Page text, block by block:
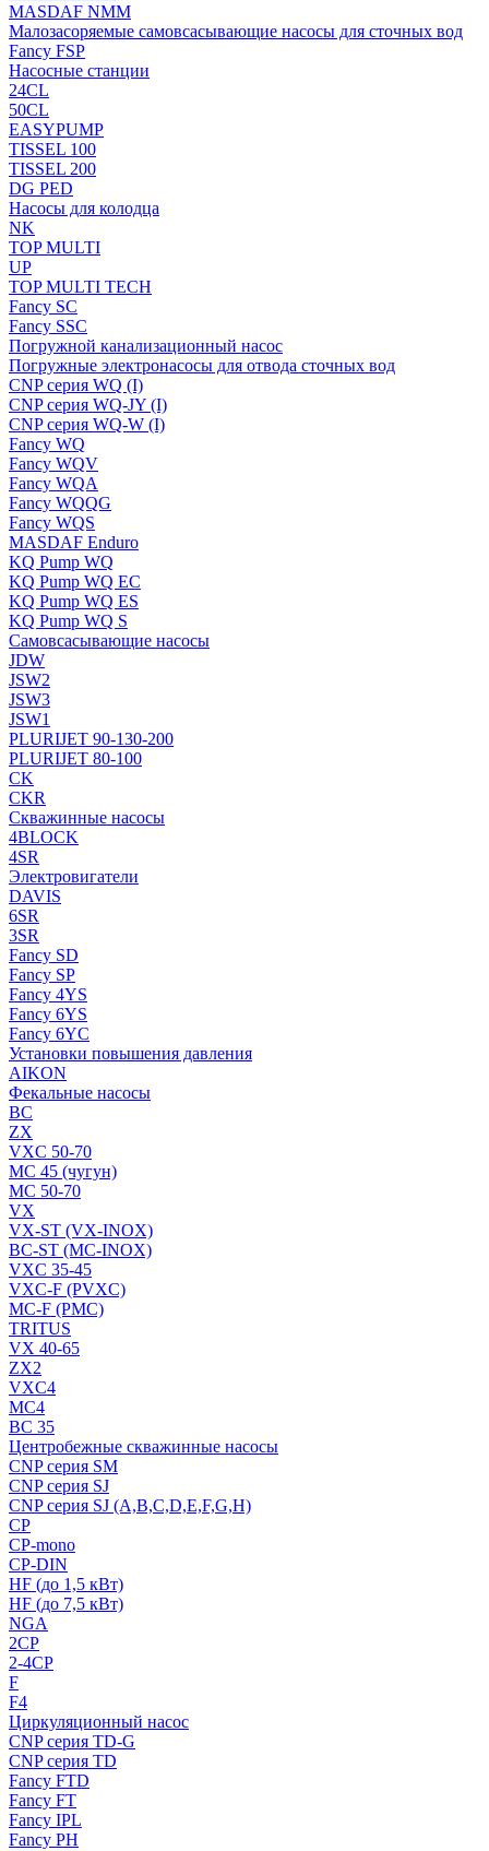
MASDAF NMM
Малозасоряемые самовсасывающие насосы для сточных вод
Fancy FSP
Насосные станции
24CL
50CL
EASYPUMP
TISSEL 100
TISSEL 200
DG PED
Насосы для колодца
NK
TOP MULTI
UP
TOP MULTI TECH
Fancy SC
Fancy SSC
Погружной канализационный насос
Погружные электронасосы для отвода сточных вод
CNP серия WQ (I)
CNP серия WQ-JY (I)
CNP серия WQ-W (I)
Fancy WQ
Fancy WQV
Fancy WQA
Fancy WQQG
Fancy WQS
MASDAF Enduro
KQ Pump WQ
KQ Pump WQ EC
KQ Pump WQ ES
KQ Pump WQ S
Самовсасывающие насосы
JDW
JSW2
JSW3
JSW1
PLURIJET 90-130-200
PLURIJET 80-100
CK
CKR
Скважинные насосы
4BLOCK
4SR
Электровигатели
DAVIS
6SR
3SR
Fancy SD
Fancy SP
Fancy 4YS
Fancy 6YS
Fancy 6YC
Установки повышения давления
AIKON
Фекальные насосы
BC
ZX
VXC 50-70
MC 45 (чугун)
MC 50-70
VX
VX-ST (VX-INOX)
BC-ST (MC-INOX)
VXC 35-45
VXC-F (PVXC)
MC-F (PMC)
TRITUS
VX 40-65
ZX2
VXC4
MC4
BC 35
Центробежные скважинные насосы
CNP серия SM
CNP серия SJ
CNP серия SJ (A,B,C,D,E,F,G,H)
CP
CP-mono
CP-DIN
HF (до 1,5 кВт)
HF (до 7,5 кВт)
NGA
2CP
2-4CP
F
F4
Циркуляционный насос
CNP серия TD-G
CNP серия TD
Fancy FTD
Fancy FT
Fancy IPL
Fancy PH